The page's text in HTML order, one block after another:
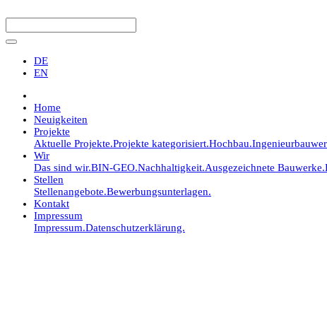
DE
EN
Home
Neuigkeiten
Projekte
Aktuelle Projekte.Projekte kategorisiert.Hochbau.
Wir
Das sind wir.BIN-GEO.Nachhaltigkeit.Ausgezeichnete Bauwerke.
Stellen
Stellenangebote.Bewerbungsunterlagen.
Kontakt
Impressum
Impressum.Datenschutzerklärung.